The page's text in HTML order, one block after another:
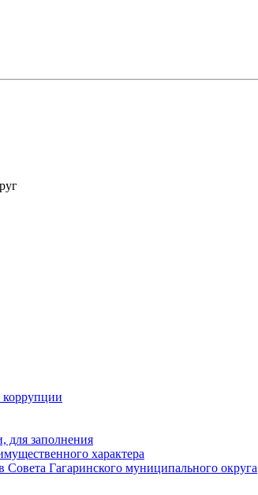
для заполнения
характера
Гагаринского муниципального округа